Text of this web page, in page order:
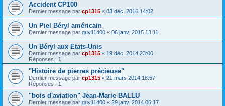
Accident CP100
Dernier message par cp1315 « 03 déc. 2016 14:02
Un Piel Béryl américain
Dernier message par guy11400 « 06 janv. 2015 13:11
Un Béryl aux Etats-Unis
Dernier message par cp1315 « 19 déc. 2014 23:00
Réponses : 1
"Histoire de pierres précieuse"
Dernier message par cp1315 « 21 mars 2014 18:57
Réponses : 1
"bois d'aviation" Jean-Marie BALLU
Dernier message par guy11400 « 29 janv. 2014 06:17